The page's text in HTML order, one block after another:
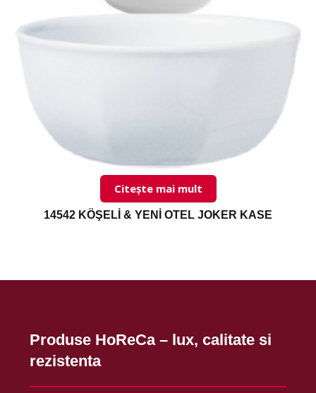
ESPRD02TZBR00 Rhodes S & P Set
14542 KÖŞELİ & YENİ OTEL JOKER KASE
Citește mai mult
Produse HoReCa – lux, calitate si
rezistenta